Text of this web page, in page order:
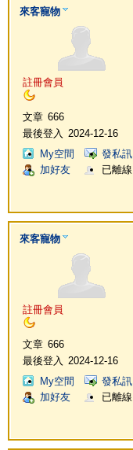
來客寵物
註冊會員
文章 666
最後登入
2024-12-16
My空間
發私訊
加好友
已離線
來客寵物
註冊會員
文章 666
最後登入
2024-12-16
My空間
發私訊
加好友
已離線